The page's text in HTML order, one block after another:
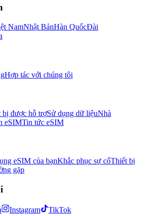
NamNhật BảnHàn QuốcĐài
Hợp tác với chúng tôi
bị được hỗ trợSử dụng dữ liệuNhà
eSIMTin tức eSIM
eSIM của bạnKhắc phục sự cốThiết bị
gặp
Instagram
TikTok